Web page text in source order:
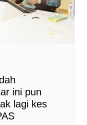
ini pun
lagi kes